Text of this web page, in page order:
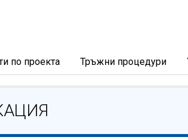
по проекта Тръжни процедури